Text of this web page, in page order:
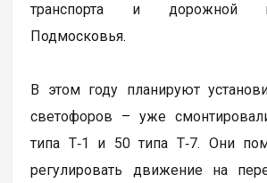
транспорта и дорожной
Подмосковья.
В этом году планируют
светофоров – уже
типа Т‑1 и 50 типа Т‑7. Они
регулировать движение на